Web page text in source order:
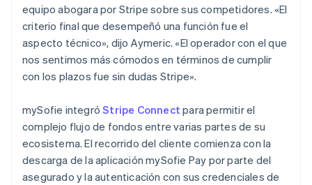
equipo abogara por Stripe sobre sus competidores. «El
criterio final que desempeñó una función fue el
aspecto técnico», dijo Aymeric. «El operador con el que
nos sentimos más cómodos en términos de cumplir
con los plazos fue sin dudas Stripe».
mySofie integróStripe Connect para permitir el
complejo flujo de fondos entre varias partes de su
ecosistema. El recorrido del cliente comienza con la
descarga de la aplicación mySofie Pay por parte del
asegurado y la autenticación con sus credenciales de